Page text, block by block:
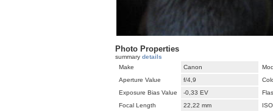
Photo Properties
summary details
Make
Canon
Aperture Value
f/4,9
Exposure Bias Value
-0,33 EV
Focal Length
22,22 mm
ISO